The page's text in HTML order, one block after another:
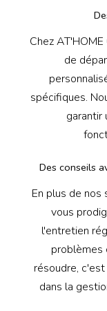
Chez
de
spécifiques.
garantir
Des conseils
En plus de nos
vous
l'entretien
problèmes
résoudre,
dans la